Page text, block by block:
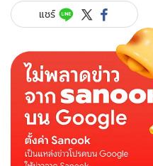
ของ
คู่รัก
หวาน
มาก!
แชร์